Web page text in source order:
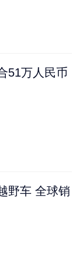
51万人民币
野车 全球销